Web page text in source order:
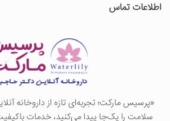
«پرسيس ماركت؛ تجربه‌ای تازه از داروخانه
سلامت را یک‌جا پیدا می‌کنید، خدمات
اطلاعات تماس